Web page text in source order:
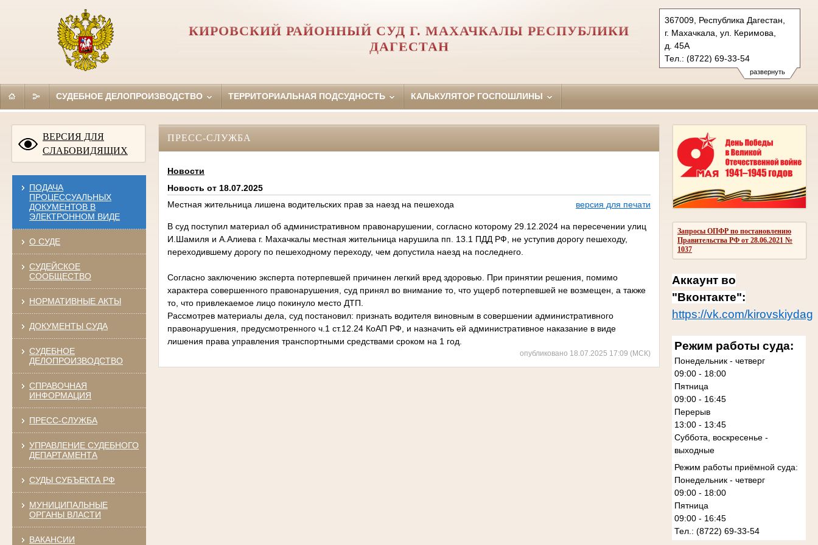
развернуть
367009, Республика Дагестан,
г. Махачкала, ул. Керимова,
д. 45А
Тел.: (8722) 69-33-54
kirovskiy.dag@sudrf.ru
КИРОВСКИЙ РАЙОННЫЙ СУД Г. МАХАЧКАЛЫ РЕСПУБЛИКИ
ДАГЕСТАН
СУДЕБНОЕ ДЕЛОПРОИЗВОДСТВО ТЕРРИТОРИАЛЬНАЯ ПОДСУДНОСТЬ КАЛЬКУЛЯТОР ГОСПОШЛИНЫ
ВЕРСИЯ ДЛЯ
СЛАБОВИДЯЩИХ
ПОДАЧА
ПРОЦЕССУАЛЬНЫХ
ДОКУМЕНТОВ В
ЭЛЕКТРОННОМ ВИДЕ
О СУДЕ
СУДЕЙСКОЕ
СООБЩЕСТВО
НОРМАТИВНЫЕ АКТЫ
ДОКУМЕНТЫ СУДА
СУДЕБНОЕ
ДЕЛОПРОИЗВОДСТВО
СПРАВОЧНАЯ
ИНФОРМАЦИЯ
ПРЕСС-СЛУЖБА
УПРАВЛЕНИЕ СУДЕБНОГО
ДЕПАРТАМЕНТА
СУДЫ СУБЪЕКТА РФ
МУНИЦИПАЛЬНЫЕ
ОРГАНЫ ВЛАСТИ
ВАКАНСИИ
Запросы ОПФР по постановлению
Правительства РФ от 28.06.2021 №
1037
Аккаунт во
"Вконтакте":
https://vk.com/kirovskiydag
Режим работы суда:
Понедельник - четверг
09:00 - 18:00
Пятница
09:00 - 16:45
Перерыв
13:00 - 13:45
Суббота, воскресенье -
выходные
Режим работы приёмной суда:
Понедельник - четверг
09:00 - 18:00
Пятница
09:00 - 16:45
Тел.: (8722) 69-33-54
ПРЕСС-СЛУЖБА
Новости
Новость от 18.07.2025
Местная жительница лишена водительских прав за наезд на пешехода
версия для печати
В суд поступил материал об административном правонарушении, согласно которому 29.12.2024 на пересечении улиц
И.Шамиля и А.Алиева г. Махачкалы местная жительница нарушила пп. 13.1 ПДД РФ, не уступив дорогу пешеходу,
переходившему дорогу по пешеходному переходу, чем допустила наезд на последнего.
Согласно заключению эксперта потерпевшей причинен легкий вред здоровью. При принятии решения, помимо
характера совершенного правонарушения, суд принял во внимание то, что ущерб потерпевшей не возмещен, а также
то, что привлекаемое лицо покинуло место ДТП.
Рассмотрев материалы дела, суд постановил: признать водителя виновным в совершении административного
правонарушения, предусмотренного ч.1 ст.12.24 КоАП РФ, и назначить ей административное наказание в виде
лишения права управления транспортными средствами сроком на 1 год.
опубликовано 18.07.2025 17:09 (МСК)